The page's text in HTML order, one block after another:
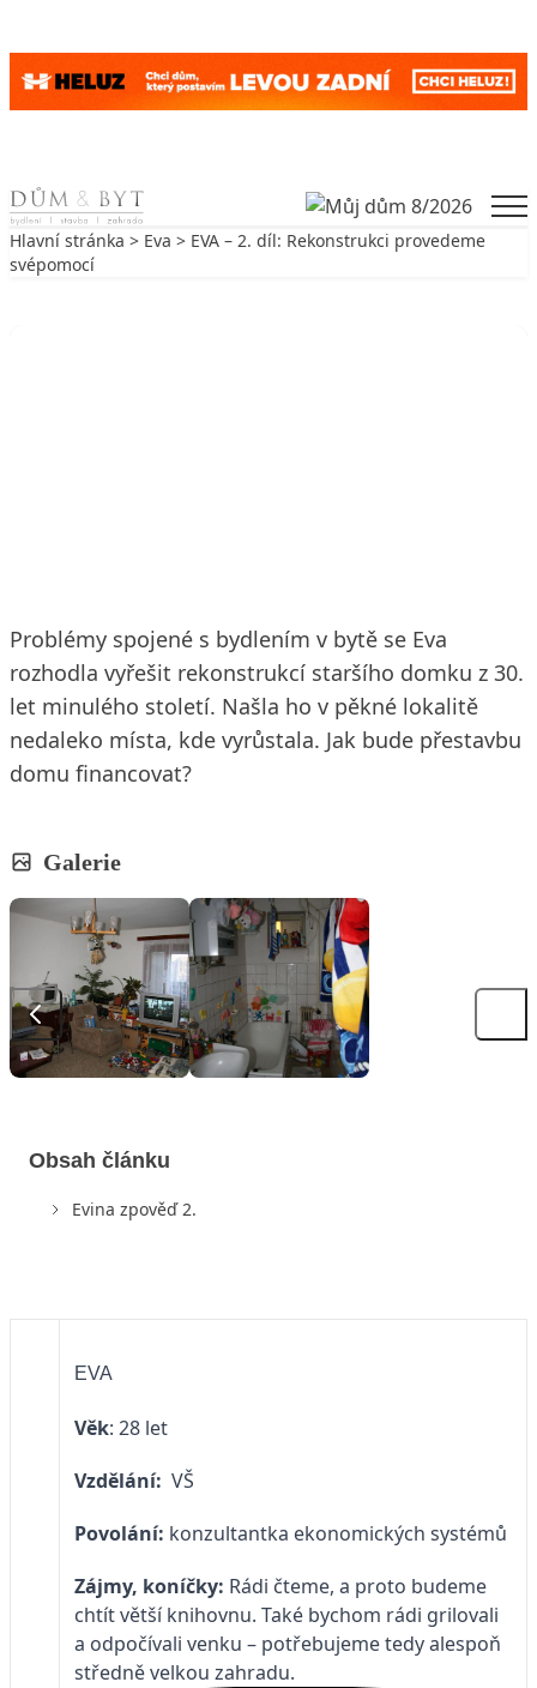
Skip to content
Hlavní stránka > Eva > EVA – 2. díl: Rekonstrukci provedeme
svépomocí
Problémy spojené s bydlením v bytě se Eva
rozhodla vyřešit rekonstrukcí staršího domku z 30.
let minulého století. Našla ho v pěkné lokalitě
nedaleko místa, kde vyrůstala. Jak bude přestavbu
domu financovat?
Galerie
Obsah článku
Evina zpověď 2.
EVA
Věk: 28 let
Vzdělání: VŠ
Povolání: konzultantka ekonomických systémů
Zájmy, koníčky: Rádi čteme, a proto budeme
chtít větší knihovnu. Také bychom rádi grilovali
a odpočívali venku – potřebujeme tedy alespoň
středně velkou zahradu.